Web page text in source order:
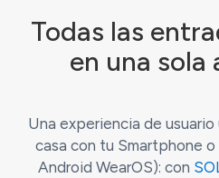
Todas las
en una sola
Una experiencia de
casa con tu Smartphone
Android WearOS): con